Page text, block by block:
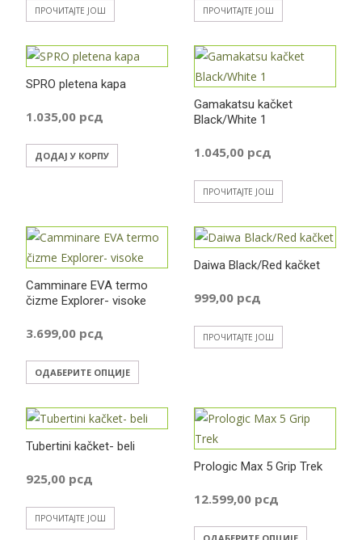
ПРОЧИТАЈТЕ ЈОШ ПРОЧИТАЈТЕ ЈОШ
SPRO pletena kapa
1.035,00 рсд
ДОДАЈ У КОРПУ
Gamakatsu kačket
Black/White 1
1.045,00 рсд
ПРОЧИТАЈТЕ ЈОШ
Camminare EVA termo
čizme Explorer- visoke
3.699,00 рсд
ОДАБЕРИТЕ ОПЦИЈЕ
има
више
варијанти.
Daiwa Black/Red kačket
999,00 рсд
ПРОЧИТАЈТЕ ЈОШ
Tubertini kačket- beli
925,00 рсд
ПРОЧИТАЈТЕ ЈОШ
Prologic Max 5 Grip Trek
12.599,00 рсд